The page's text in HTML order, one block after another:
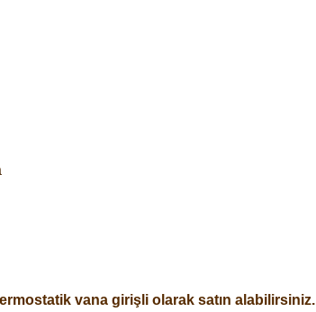
vana girişli olarak satın alabilirsiniz.